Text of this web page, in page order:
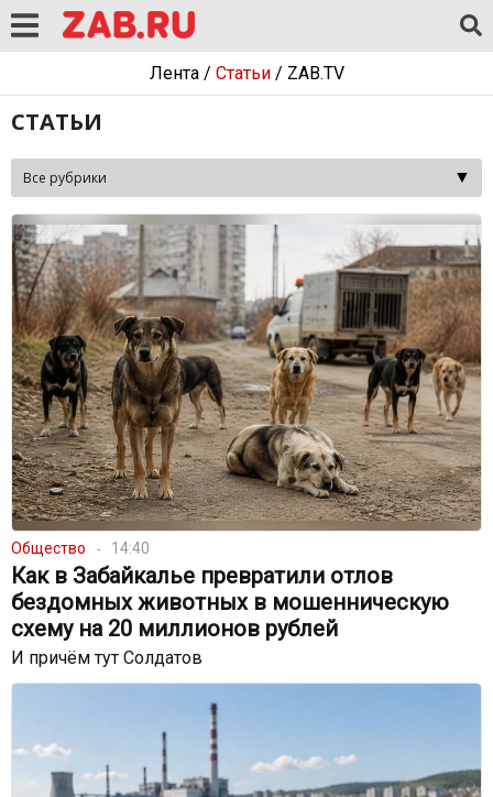
Лента/ Статьи/ ZAB.TV
СТАТЬИ
Общество 14:40
Как в Забайкалье превратили отлов
бездомных животных в мошенническую
схему на 20 миллионов рублей
И причём тут Солдатов